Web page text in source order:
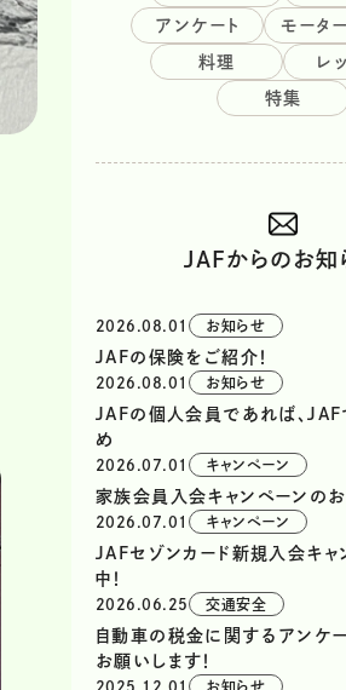
アンケート モータ
料理 レ
特集
JAFからのお知
2026.08.01 お知らせ
JAFの保険をご紹介！
2026.08.01 お知らせ
JAFの個人会員であれば、
め
2026.07.01 キャンペーン
家族会員入会キャンペーンの
2026.07.01 キャンペーン
JAFセゾンカード新規入会キャ
中！
2026.06.25 交通安全
自動車の税金に関するアンケ
お願いします！
2025.12.01 お知らせ